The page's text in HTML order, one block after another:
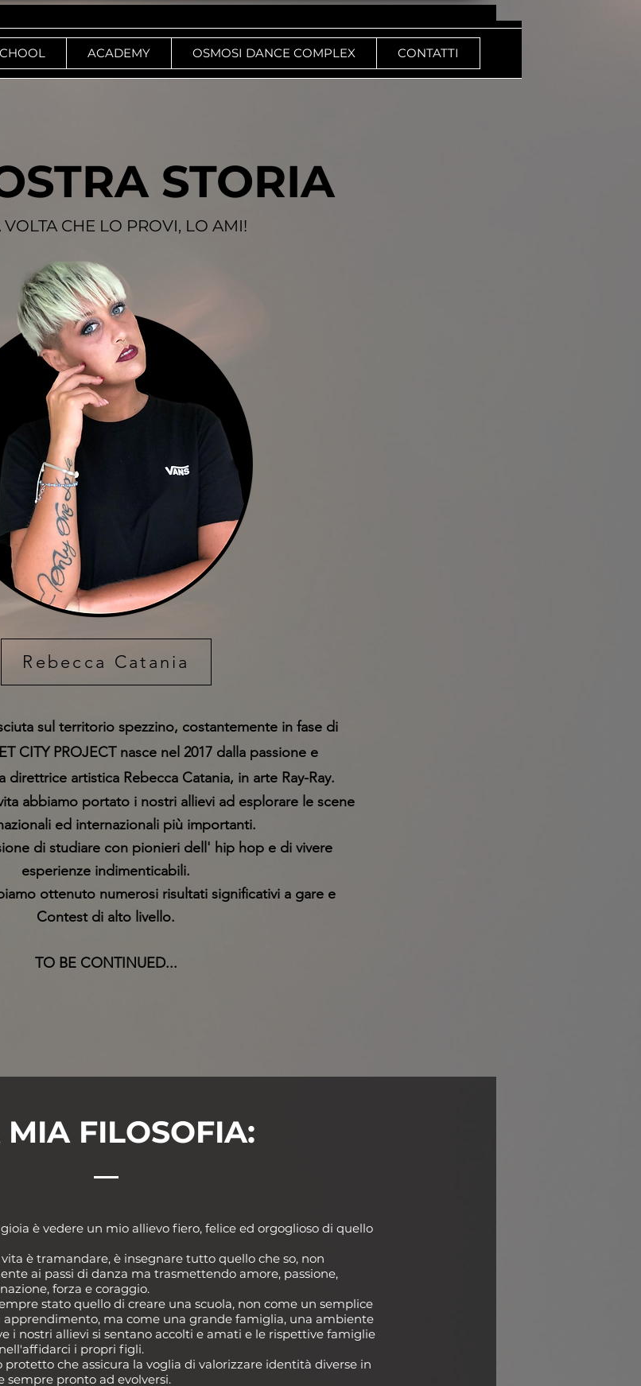
ACADEMY OSMOSI DANCE COMPLEX CONTATTI
STORIA
VOLTA CHE LO PROVI, LO AMI!
sul territorio spezzino, costantemente in fase di
CITY PROJECT nasce nel 2017 dalla passione e
direttrice artistica Rebecca Catania, in arte Ray-Ray.
abbiamo portato i nostri allievi ad esplorare le scene
ed internazionali più importanti.
di studiare con pionieri dell' hip hop e di vivere
esperienze indimenticabili.
ottenuto numerosi risultati significativi a gare e
Contest di alto livello.
TO BE CONTINUED...
Rebecca Catania
MIA FILOSOFIA:
è vedere un mio allievo fiero, felice ed orgoglioso di quello
è tramandare, è insegnare tutto quello che so, non
ai passi di danza ma trasmettendo amore, passione,
forza e coraggio.
stato quello di creare una scuola, non come un semplice
apprendimento, ma come una grande famiglia, una ambiente
i nostri allievi si sentano accolti e amati e le rispettive famiglie
i propri figli.
protetto che assicura la voglia di valorizzare identità diverse in
sempre pronto ad evolversi.